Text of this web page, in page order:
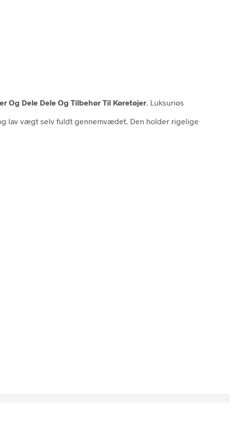
Og Dele Dele Og Tilbehør Til Køretøjer . Luksuriøs
lav vægt selv fuldt gennemvædet. Den holder rigelige